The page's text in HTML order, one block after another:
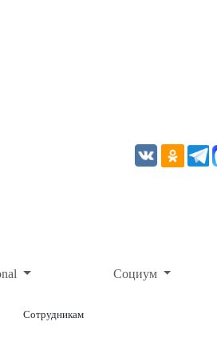
Социум
Сотрудникам